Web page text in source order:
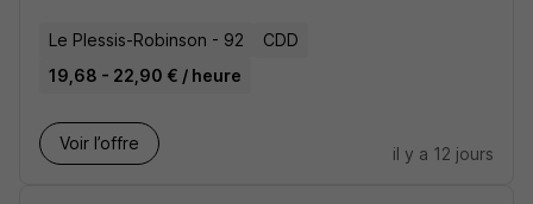
Le Plessis-Robinson - 92
CDD
19,68 - 22,90 € / heure
Voir l’offre
il y a 12 jours